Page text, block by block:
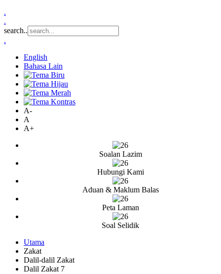
.
.
search..
.
English
Bahasa Lain
A-
A
A+
Soalan Lazim
Hubungi Kami
Aduan & Maklum Balas
Peta Laman
Soal Selidik
Utama
Zakat
Dalil-dalil Zakat
Dalil Zakat 7